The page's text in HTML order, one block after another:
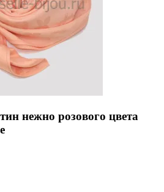
нежно розового цвета